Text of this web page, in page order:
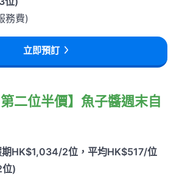
務費)
立即預訂
第二位半價】魚子醬週末自
期HK$1,034/2位，平均HK$517/位
)